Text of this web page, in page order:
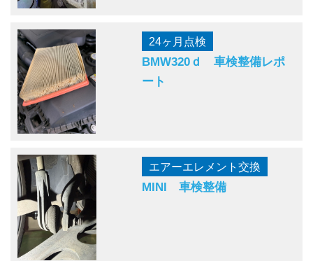
24ヶ月点検
BMW320ｄ 車検整備レポ
ート
エアーエレメント交換
MINI 車検整備